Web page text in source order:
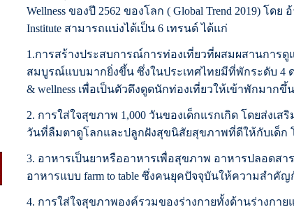
Wellness ของปี 2562 ของโลก ( Global Trend 2019) โดย
Institute สามารถแบ่งได้เป็น 6 เทรนด์ ได้แก่
1.การสร้างประสบการณ์การท่องเที่ยวที่ผสมผสานการ
สมบูรณ์แบบมากยิ่งขึ้น ซึ่งในประเทศไทยมีที่พักระดับ 4
& wellness เพื่อเป็นตัวดึงดูดนักท่องเที่ยวให้เข้าพักมากขึ้น
2. การใส่ใจสุขภาพ 1,000 วันของเด็กแรกเกิด โดยส่ง
วันที่ลืมตาดูโลกและปลูกฝังสุขนิสัยสุขภาพที่ดีให้กับเด็ก
3. อาหารเป็นยาหรืออาหารเพื่อสุขภาพ อาหารปลอดสาร
อาหารแบบ farm to table ซึ่งคนยุคปัจจุบันให้ความสำคั
4. การใส่ใจสุขภาพองค์รวมของร่างกายทั้งด้านร่างกายแ